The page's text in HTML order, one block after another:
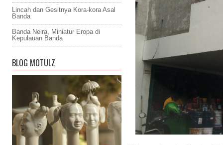
Lincah dan Gesitnya Kora-kora Asal
Banda
Banda Neira, Miniatur Eropa di
Kepulauan Banda
BLOG MOTULZ